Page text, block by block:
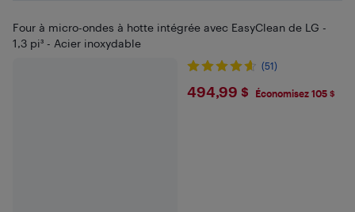
Four à micro-ondes à hotte intégrée avec EasyClean de LG -
1,3 pi³ - Acier inoxydable
(51)
$494.99
494,99 $ Économisez 105 $